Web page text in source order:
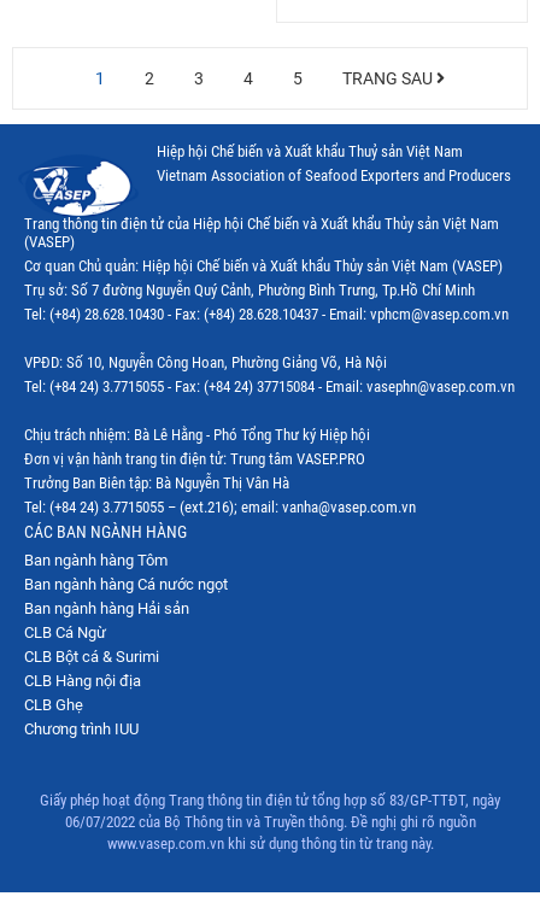
1 2 3 4 5 TRANG SAU
Hiệp hội Chế biến và Xuất khẩu Thuỷ sản Việt Nam
Vietnam Association of Seafood Exporters and Producers
Trang thông tin điện tử của Hiệp hội Chế biến và Xuất khẩu Thủy sản Việt Nam
(VASEP)
Cơ quan Chủ quản: Hiệp hội Chế biến và Xuất khẩu Thủy sản Việt Nam (VASEP)
Trụ sở: Số 7 đường Nguyễn Quý Cảnh, Phường Bình Trưng, Tp.Hồ Chí Minh
Tel: (+84) 28.628.10430 - Fax: (+84) 28.628.10437 - Email: vphcm@vasep.com.vn
VPĐD: Số 10, Nguyễn Công Hoan, Phường Giảng Võ, Hà Nội
Tel: (+84 24) 3.7715055 - Fax: (+84 24) 37715084 - Email: vasephn@vasep.com.vn
Chịu trách nhiệm: Bà Lê Hằng - Phó Tổng Thư ký Hiệp hội
Đơn vị vận hành trang tin điện tử: Trung tâm VASEP.PRO
Trưởng Ban Biên tập: Bà Nguyễn Thị Vân Hà
Tel: (+84 24) 3.7715055 – (ext.216); email: vanha@vasep.com.vn
CÁC BAN NGÀNH HÀNG
Ban ngành hàng Tôm
Ban ngành hàng Cá nước ngọt
Ban ngành hàng Hải sản
CLB Cá Ngừ
CLB Bột cá & Surimi
CLB Hàng nội địa
CLB Ghẹ
Chương trình IUU
Giấy phép hoạt động Trang thông tin điện tử tổng hợp số 83/GP-TTĐT, ngày
06/07/2022 của Bộ Thông tin và Truyền thông. Đề nghị ghi rõ nguồn
www.vasep.com.vn khi sử dụng thông tin từ trang này.